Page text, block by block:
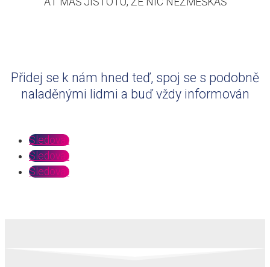
Přidej se k nám hned teď, spoj se s podobně
naladěnými lidmi a buď vždy informován
Sledovat
Sledovat
Sledovat